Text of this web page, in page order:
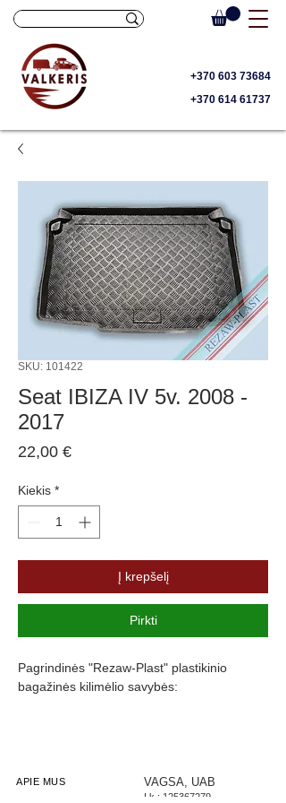
+370 603 73684
+370 614 61737
SKU: 101422
Seat IBIZA IV 5v. 2008 -
2017
22,00 €Price
Kiekis *
Į krepšelį
Pirkti
Pagrindinės "Rezaw-Plast" plastikinio
bagažinės kilimėlio savybės:
Pagamintas iš polietileno
Turi gofruotą paviršių
APIE MUS
VAGSA, UAB
Į.k.: 125367279